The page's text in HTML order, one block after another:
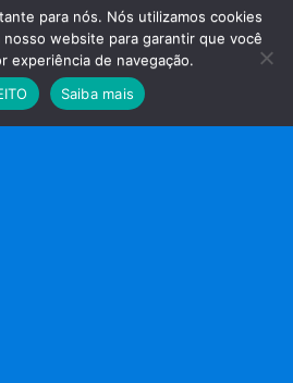
para nós. Nós utilizamos cookies
website para garantir que você
experiência de navegação.
Saiba mais